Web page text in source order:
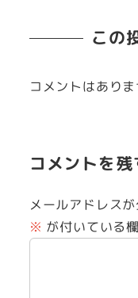
この
コメントはありま
コメントを残
メールアドレス
※ が付いている